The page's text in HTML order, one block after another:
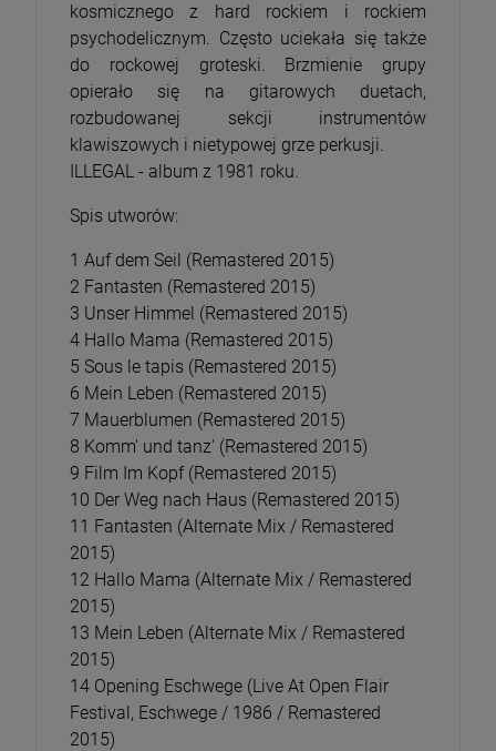
kosmicznego z hard rockiem i rockiem
psychodelicznym. Często uciekała się także
do rockowej groteski. Brzmienie grupy
opierało się na gitarowych duetach,
rozbudowanej sekcji instrumentów
klawiszowych i nietypowej grze perkusji.
ILLEGAL - album z 1981 roku.
Spis utworów:
1 Auf dem Seil (Remastered 2015)
2 Fantasten (Remastered 2015)
3 Unser Himmel (Remastered 2015)
4 Hallo Mama (Remastered 2015)
5 Sous le tapis (Remastered 2015)
6 Mein Leben (Remastered 2015)
7 Mauerblumen (Remastered 2015)
8 Komm' und tanz' (Remastered 2015)
9 Film Im Kopf (Remastered 2015)
10 Der Weg nach Haus (Remastered 2015)
11 Fantasten (Alternate Mix / Remastered
2015)
12 Hallo Mama (Alternate Mix / Remastered
2015)
13 Mein Leben (Alternate Mix / Remastered
2015)
14 Opening Eschwege (Live At Open Flair
Festival, Eschwege / 1986 / Remastered
2015)